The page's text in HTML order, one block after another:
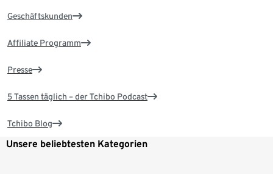
Geschäftskunden
Affiliate Programm
Presse
5 Tassen täglich – der Tchibo Podcast
Tchibo Blog
Unsere beliebtesten Kategorien